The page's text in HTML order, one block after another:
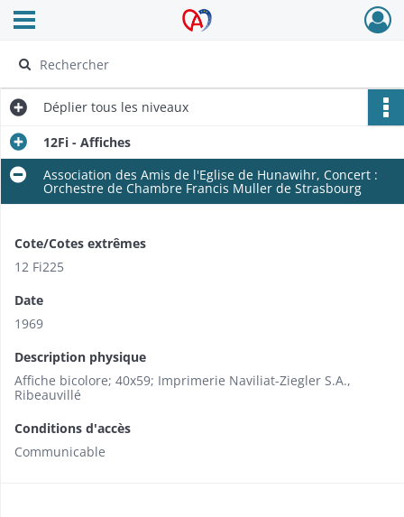
Archives Alsace - Colmar
Ouvrir le menu déroulant
Déplier tous les niveaux
12Fi - Affiches
Association des Amis de l'Eglise de Hunawihr, Concert :
Orchestre de Chambre Francis Muller de Strasbourg
Cote/Cotes extrêmes
12 Fi225
Date
1969
Description physique
Affiche bicolore; 40x59; Imprimerie Naviliat-Ziegler S.A.,
Ribeauvillé
Conditions d'accès
Communicable